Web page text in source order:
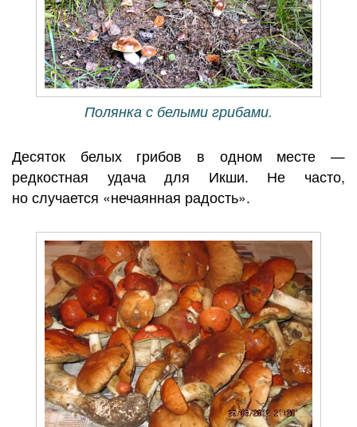
Полянка с белыми грибами.
Десяток белых грибов в одном месте —
редкостная удача для Икши. Не часто,
но случается «нечаянная радость».